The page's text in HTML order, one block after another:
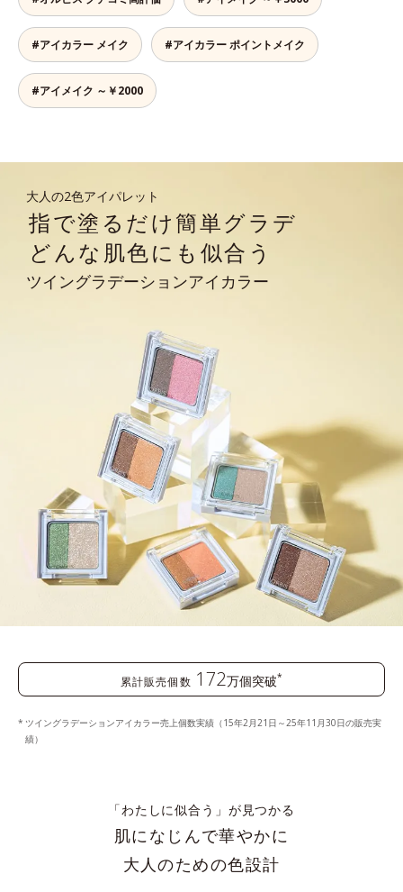
#アイカラー メイク #アイカラー ポイントメイク
#アイメイク ～￥2000
大人の2色アイパレット
指で塗るだけ簡単グラデ
どんな肌色にも似合う
ツイングラデーションアイカラー
累計販売個数 172万個突破*
ツイングラデーションアイカラー売上個数実績（15年2月21日～25年11月30日の販売実
績）
「わたしに似合う」が見つかる
肌になじんで華やかに
大人のための色設計